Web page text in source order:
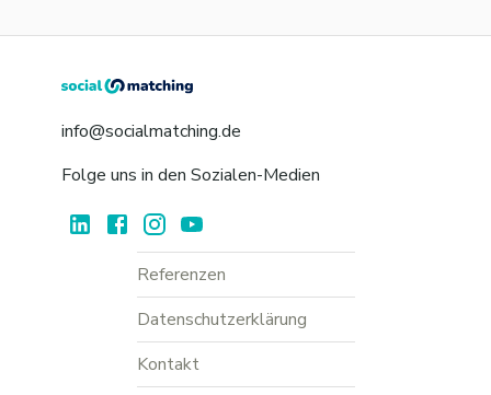
info@socialmatching.de
Folge uns in den Sozialen-Medien
Referenzen
Datenschutzerklärung
Kontakt